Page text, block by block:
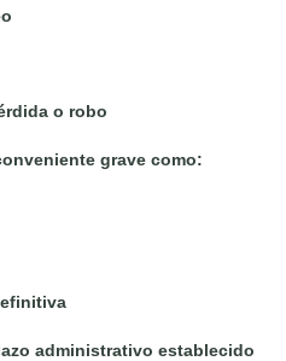
o robo
grave como:
administrativo establecido